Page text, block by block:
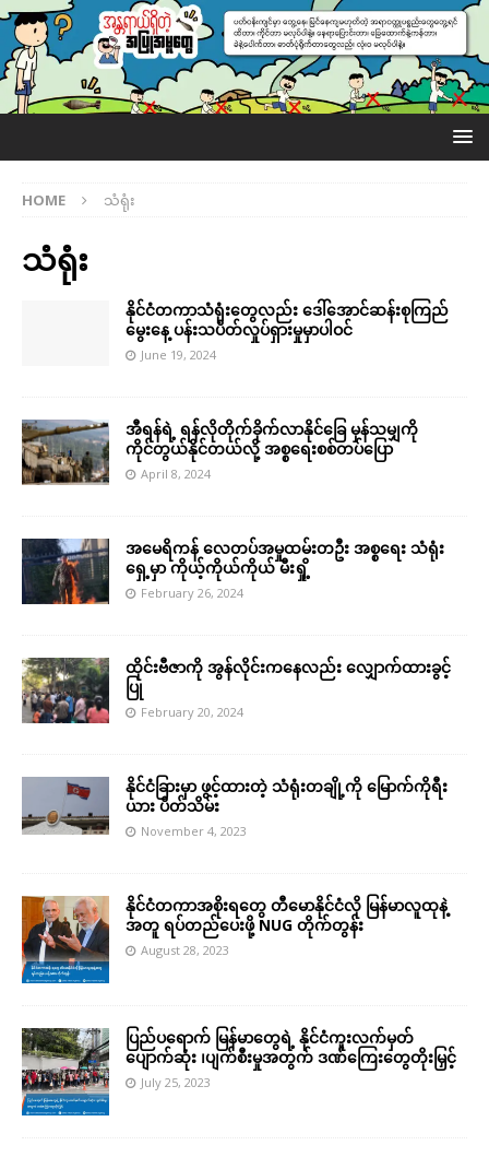
HOME သံရုံး
သံရုံး
နိုင်ငံတကာသံရုံးတွေလည်း ဒေါ်အောင်ဆန်းစုကြည်
မွေးနေ့ ပန်းသပိတ်လှုပ်ရှားမှုမှာပါဝင်
June 19, 2024
အီရန်ရဲ့ ရန်လိုတိုက်ခိုက်လာနိုင်ခြေ မှန်သမျှကို
ကိုင်တွယ်နိုင်တယ်လို့ အစ္စရေးစစ်တပ်ပြော
April 8, 2024
အမေရိကန် လေတပ်အမှုထမ်းတဦး အစ္စရေး သံရုံး
ရှေ့မှာ ကိုယ့်ကိုယ်ကိုယ် မီးရှို့
February 26, 2024
ထိုင်းဗီဇာကို အွန်လိုင်းကနေလည်း လျှောက်ထားခွင့်
ပြု
February 20, 2024
နိုင်ငံခြားမှာ ဖွင့်ထားတဲ့ သံရုံးတချို့ကို မြောက်ကိုရီး
ယား ပိတ်သိမ်း
November 4, 2023
နိုင်ငံတကာအစိုးရတွေ တီမောနိုင်ငံလို မြန်မာလူထုနဲ့
အတူ ရပ်တည်ပေးဖို့ NUG တိုက်တွန်း
August 28, 2023
ပြည်ပရောက် မြန်မာတွေရဲ့ နိုင်ငံကူးလက်မှတ်
ပျောက်ဆုံး ၊ပျက်စီးမှုအတွက် ဒဏ်ကြေးတွေတိုးမြှင့်
July 25, 2023